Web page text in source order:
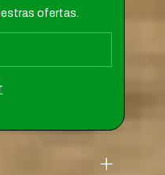
ofertas.